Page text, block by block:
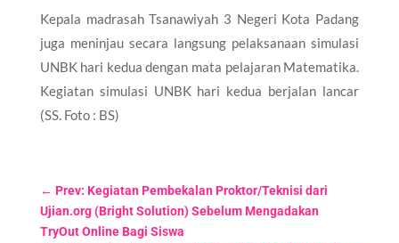
Kepala madrasah Tsanawiyah 3 Negeri Kota Padang
juga meninjau secara langsung pelaksanaan simulasi
UNBK hari kedua dengan mata pelajaran Matematika.
Kegiatan simulasi UNBK hari kedua berjalan lancar
(SS. Foto : BS)
← Prev: Kegiatan Pembekalan Proktor/Teknisi dari
Ujian.org (Bright Solution) Sebelum Mengadakan
TryOut Online Bagi Siswa